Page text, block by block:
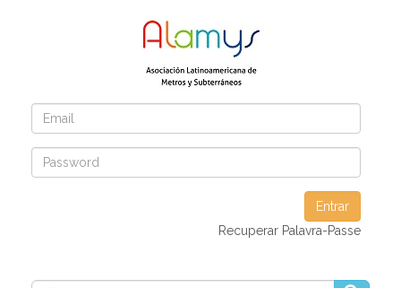
Entrar
Recuperar Palavra-Passe